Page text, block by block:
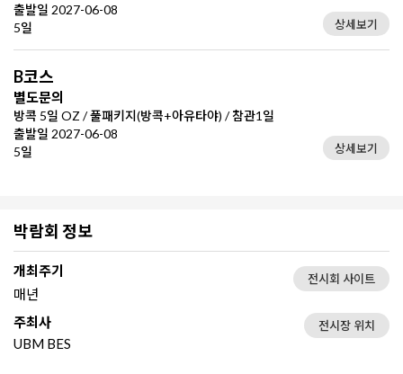
출발일 2027-06-08
5일
상세보기
B코스
별도문의
방콕 5일 OZ / 풀패키지(방콕+아유타야) / 참관1일
출발일 2027-06-08
5일
상세보기
박람회 정보
개최주기
매년
전시회 사이트
주최사
UBM BES
전시장 위치